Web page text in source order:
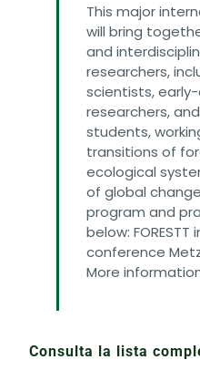
This major
will bring
and
researchers,
scientists,
researchers,
students,
transitions of
ecological
of global
program and
below:
conference Metz
More
Consulta la lista